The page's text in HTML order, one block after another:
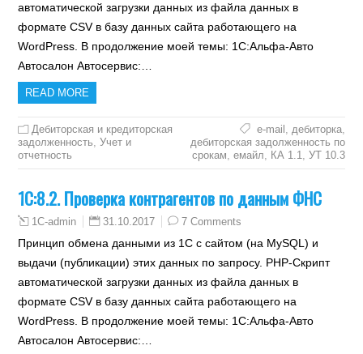
автоматической загрузки данных из файла данных в
формате CSV в базу данных сайта работающего на
WordPress. В продолжение моей темы: 1С:Альфа-Авто
Автосалон Автосервис:…
READ MORE
Дебиторская и кредиторская
задолженность,Учет и
отчетность
e-mail , дебиторка,
дебиторская задолженность по
срокам, емайл, КА 1.1, УТ 10.3
1С:8.2. Проверка контрагентов по данным ФНС
1C-admin 31.10.2017 7 Comments
Принцип обмена данными из 1С с сайтом (на MySQL) и
выдачи (публикации) этих данных по запросу. PHP-Скрипт
автоматической загрузки данных из файла данных в
формате CSV в базу данных сайта работающего на
WordPress. В продолжение моей темы: 1С:Альфа-Авто
Автосалон Автосервис:…